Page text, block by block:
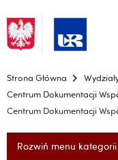
Menu - górna
Strona Główna
Centrum Dokumentacji
Centrum Dokumentacji
Rozwiń menu kategorii